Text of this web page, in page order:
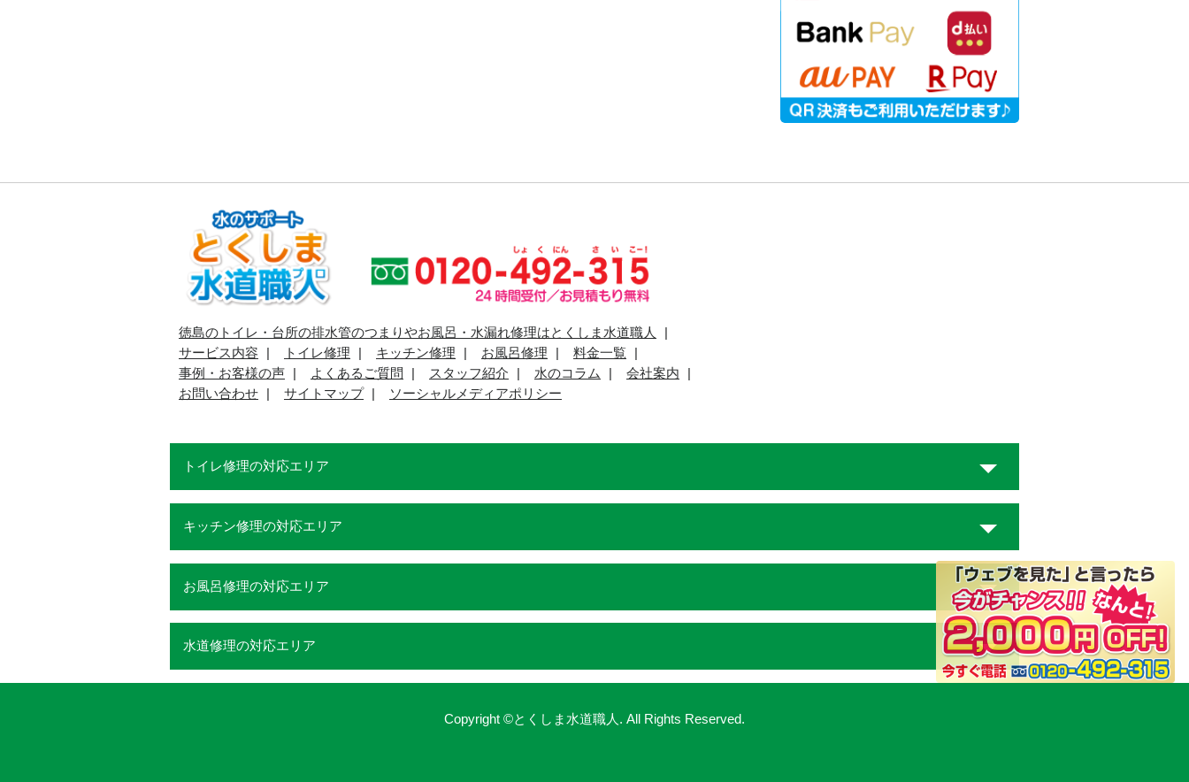
徳島のトイレ・台所の排水管のつまりやお風呂・水漏れ修理はとくしま水道職人
サービス内容
トイレ修理 キッチン修理 お風呂修理
料金一覧
事例・お客様の声
よくあるご質問 スタッフ紹介 水のコラム
会社案内
お問い合わせ
サイトマップ ソーシャルメディアポリシー
トイレ修理の対応エリア
キッチン修理の対応エリア
お風呂修理の対応エリア
水道修理の対応エリア
Copyright ©とくしま水道職人. All Rights Reserved.